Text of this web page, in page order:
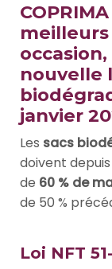
nouvelle
janvier
Les sacs
doivent
de 60 % de
de 50 %
Loi NFT